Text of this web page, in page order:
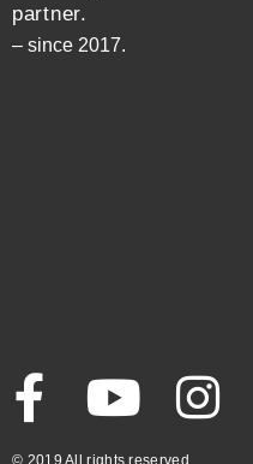
partner.
– since 2017.
© 2019 All rights reserved